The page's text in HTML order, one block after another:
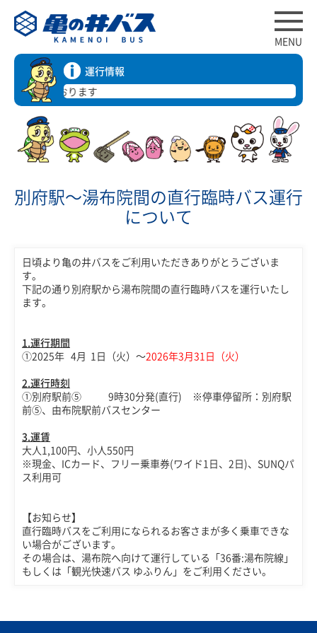
MENU
運行情報
運行しております
別府駅～湯布院間の直行臨時バス運行
について
日頃より亀の井バスをご利用いただきありがとうございま
す。
下記の通り別府駅から湯布院間の直行臨時バスを運行いたし
ます。
1.運行期間
①2025年 4月 1日（火）～2026年3月31日（火）
2.運行時刻
①別府駅前⑤ 9時30分発(直行) ※停車停留所：別府駅
前⑤、由布院駅前バスセンター
3.運賃
大人1,100円、小人550円
※現金、ICカード、フリー乗車券(ワイド1日、2日)、SUNQパ
ス利用可
【お知らせ】
直行臨時バスをご利用になられるお客さまが多く乗車できな
い場合がございます。
その場合は、湯布院へ向けて運行している「36番:湯布院線」
もしくは「観光快速バス ゆふりん」をご利用ください。